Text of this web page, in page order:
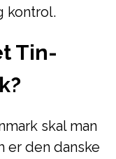
kontrol.
Tin-
skal man
er den danske